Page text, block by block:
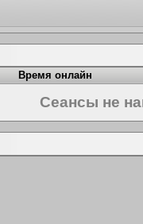
Время онлайн
Сеансы не